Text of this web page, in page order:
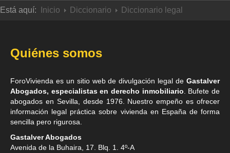
Está aquí: Inicio Diccionario Diccionario legal
Quiénes somos
ForoVivienda es un sitio web de divulgación legal de Gastalver
Abogados, especialistas en derecho inmobiliario . Bufete de
abogados en Sevilla , desde 1976. Nuestro empeño es ofrecer
información legal práctica sobre vivienda en España de forma
sencilla pero rigurosa.
Gastalver Abogados
Avenida de la Buhaira, 17. Blq. 1. 4º-A